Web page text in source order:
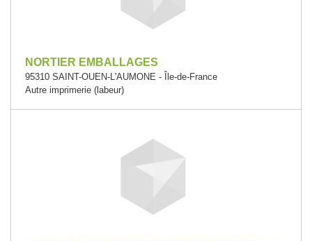
NORTIER EMBALLAGES
95310 SAINT-OUEN-L'AUMONE - Île-de-France
Autre imprimerie (labeur)